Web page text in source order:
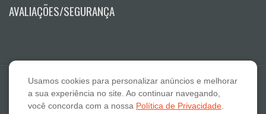
AVALIAÇÕES/SEGURANÇA
Usamos cookies para personalizar anúncios e melhorar
a sua experiência no site. Ao continuar navegando,
você concorda com a nossa Política de Privacidade